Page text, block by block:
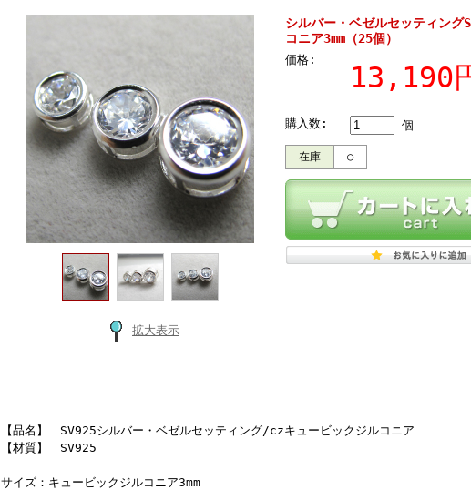
拡大表示
シルバー・ベゼルセッティン
コニア3mm（25個）
価格:
13,190
購入数: 個
在庫 ○
【品名】 SV925シルバー・ベゼルセッティング/czキュービックジルコニア
【材質】 SV925
サイズ：キュービックジルコニア3mm